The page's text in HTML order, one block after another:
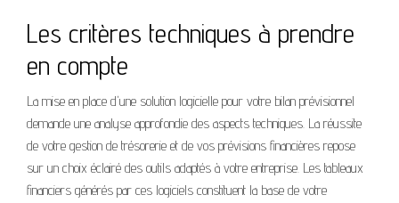
Les critères techniques à prendre
en compte
La mise en place d'une solution logicielle pour votre bilan prévisionnel
demande une analyse approfondie des aspects techniques. La réussite
de votre gestion de trésorerie et de vos prévisions financières repose
sur un choix éclairé des outils adaptés à votre entreprise. Les tableaux
financiers générés par ces logiciels constituent la base de votre